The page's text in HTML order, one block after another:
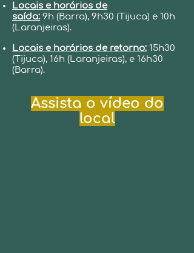
Locais e horários de
saída: 9h (Barra), 9h30 (Tijuca) e 10h
(Laranjeiras).
Locais e horários de retorno: 15h30
(Tijuca), 16h (Laranjeiras), e 16h30
(Barra).
Assista o vídeo do
local